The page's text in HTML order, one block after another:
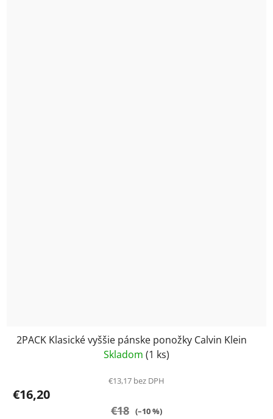
2PACK Klasické vyššie pánske ponožky Calvin Klein
Skladom (1 ks)
€13,17 bez DPH
€16,20
€18 (–10 %)